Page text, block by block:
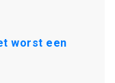
worst een